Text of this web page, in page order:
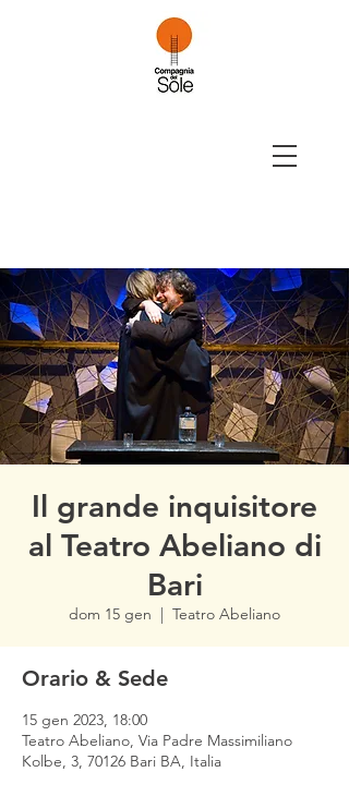
Il grande inquisitore
al Teatro Abeliano di
Bari
dom 15 gen
  |
Teatro Abeliano
Orario & Sede
15 gen 2023, 18:00
Teatro Abeliano, Via Padre Massimiliano
Kolbe, 3, 70126 Bari BA, Italia